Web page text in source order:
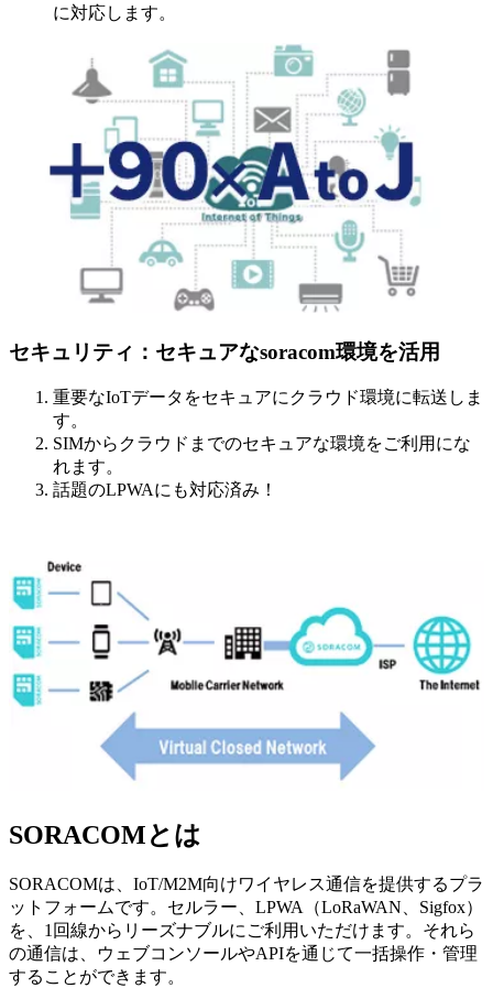
に対応します。
セキュリティ：セキュアなsoracom環境を活用
重要なIoTデータをセキュアにクラウド環境に転送しま
す。
SIMからクラウドまでのセキュアな環境をご利用にな
れます。
話題のLPWAにも対応済み！
SORACOMとは
SORACOMは、IoT/M2M向けワイヤレス通信を提供するプラ
ットフォームです。セルラー、LPWA（LoRaWAN、Sigfox）
を、1回線からリーズナブルにご利用いただけます。それら
の通信は、ウェブコンソールやAPIを通じて一括操作・管理
することができます。